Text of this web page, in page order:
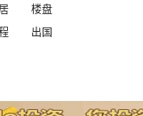
楼盘
出国